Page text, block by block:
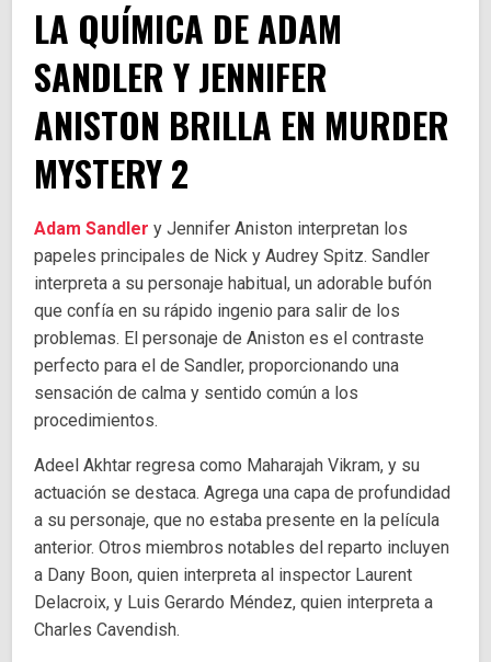
LA QUÍMICA DE ADAM
SANDLER Y JENNIFER
ANISTON BRILLA EN MURDER
MYSTERY 2
Adam Sandler y Jennifer Aniston interpretan los
papeles principales de Nick y Audrey Spitz. Sandler
interpreta a su personaje habitual, un adorable bufón
que confía en su rápido ingenio para salir de los
problemas. El personaje de Aniston es el contraste
perfecto para el de Sandler, proporcionando una
sensación de calma y sentido común a los
procedimientos.
Adeel Akhtar regresa como Maharajah Vikram, y su
actuación se destaca. Agrega una capa de profundidad
a su personaje, que no estaba presente en la película
anterior. Otros miembros notables del reparto incluyen
a Dany Boon, quien interpreta al inspector Laurent
Delacroix, y Luis Gerardo Méndez, quien interpreta a
Charles Cavendish.